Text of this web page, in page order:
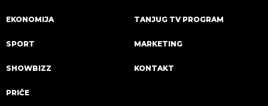
EKONOMIJA
SPORT
SHOWBIZZ
PRIČE
TANJUG TV PROGRAM
MARKETING
KONTAKT